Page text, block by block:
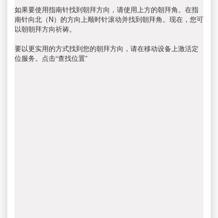
如果要使用指南针找到朝拜方向，请使用上方的朝拜角。在指
南针向北（N）的方向上顺时针滚动并找到朝拜角。现在，您可
以朝朝拜方向祈祷。
要以更实用的方式找到您的朝拜方向，请在移动设备上激活定
位服务。点击“查找位置”